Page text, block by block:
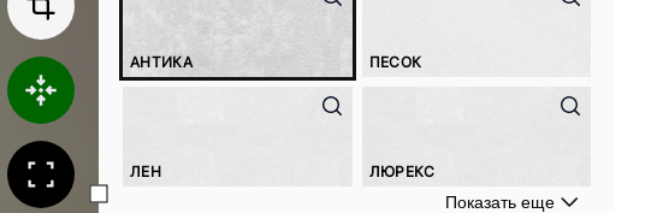
АНТИКА ПЕСОК
ЛЕН ЛЮРЕКС
Показать еще